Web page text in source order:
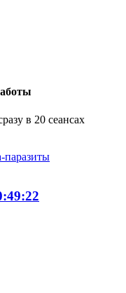
в 20 сеансах
паразиты